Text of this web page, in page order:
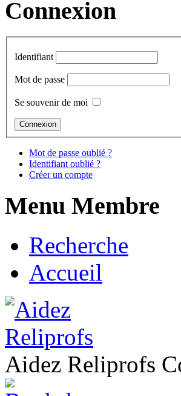
Connexion
Identifiant
Mot de passe
Se souvenir de moi
Mot de passe oublié ?
Identifiant oublié ?
Créer un compte
Menu Membre
Recherche
Accueil
Aidez Reliprofs